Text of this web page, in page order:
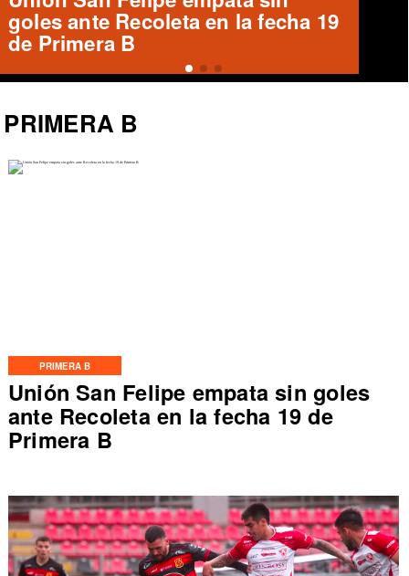
PRIMERA B
Unión San Felipe empata sin goles
ante Recoleta en la fecha 19 de
Primera B
Ausencias en Rojinegro previo al
Clásico del Maule
PRIMERA B